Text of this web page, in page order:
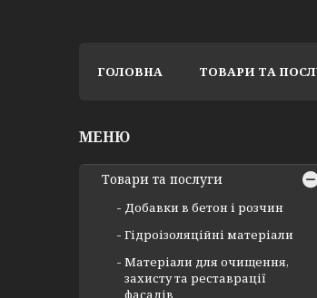
ГОЛОВНА ТОВАРИ ТА
Товари та послуги
Добавки в бетон і розчин
Гідроізоляційні матеріали
Матеріали для очищення,
захисту та реставрації
фасадів